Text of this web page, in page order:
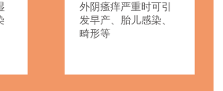
外阴瘙痒严重时可引
发早产、胎儿感染、
畸形等